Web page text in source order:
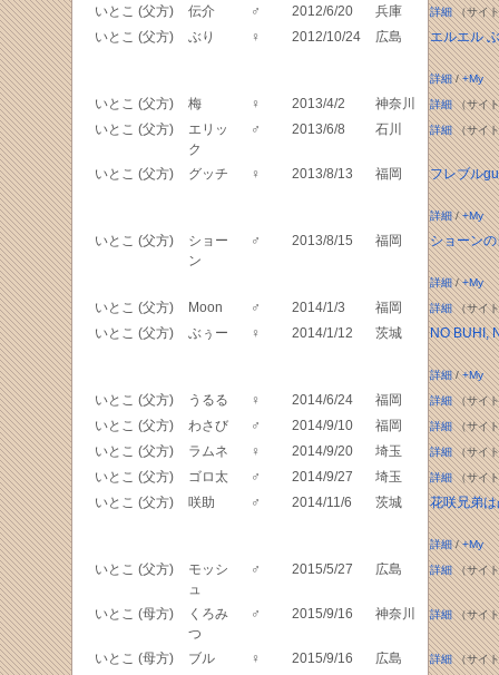
いとこ (父方) 伝介 ♂ 2012/6/20 兵庫 詳細（サイ
いとこ (父方) ぶり ♀ 2012/10/24 広島 エルエル
詳細/+My
いとこ (父方) 梅 ♀ 2013/4/2 神奈川 詳細（サイ
いとこ (父方)
エリッ
ク
♂ 2013/6/8 石川 詳細（サイ
いとこ (父方) グッチ ♀ 2013/8/13 福岡 フレブル
詳細/+My
いとこ (父方)
ショー
ン
♂ 2013/8/15 福岡 ショーンの
詳細/+My
いとこ (父方) Moon ♂ 2014/1/3 福岡 詳細（サイ
いとこ (父方) ぶぅー ♀ 2014/1/12 茨城 NO BUHI,
詳細/+My
いとこ (父方) うるる ♀ 2014/6/24 福岡 詳細（サイ
いとこ (父方) わさび ♂ 2014/9/10 福岡 詳細（サイ
いとこ (父方) ラムネ ♀ 2014/9/20 埼玉 詳細（サイ
いとこ (父方) ゴロ太 ♂ 2014/9/27 埼玉 詳細（サイ
いとこ (父方) 咲助 ♂ 2014/11/6 茨城 花咲兄弟
詳細/+My
いとこ (父方)
モッシ
ュ
♂ 2015/5/27 広島 詳細（サイ
いとこ (母方)
くろみ
つ
♂ 2015/9/16 神奈川 詳細（サイ
いとこ (母方) ブル ♀ 2015/9/16 広島 詳細（サイ